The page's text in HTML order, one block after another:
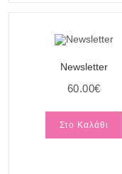
Newsletter
60.00€
Στο Καλάθι